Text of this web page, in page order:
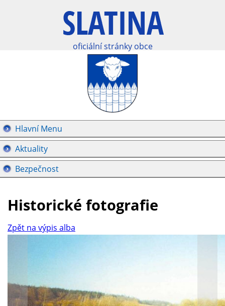
oficiální stránky obce
Hlavní Menu
Aktuality
Bezpečnost
Historické fotografie
Zpět na výpis alba